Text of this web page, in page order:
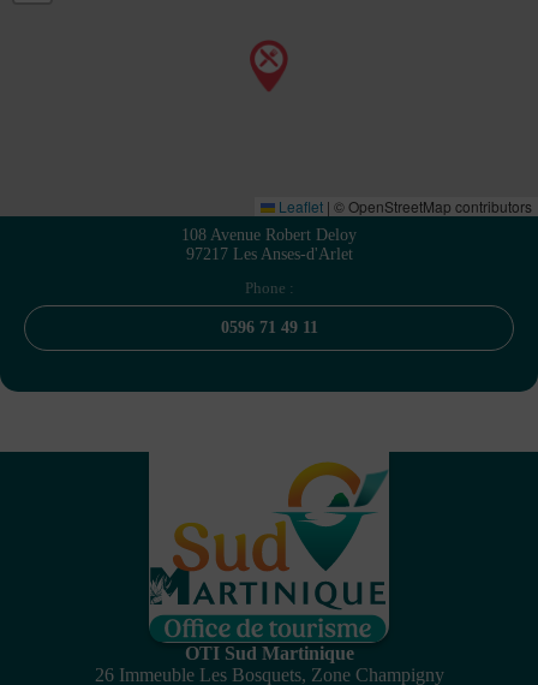
Leaflet | © OpenStreetMap contributors
108 Avenue Robert Deloy
97217 Les Anses-d'Arlet
Phone :
0596 71 49 11
OTI Sud Martinique
26 Immeuble Les Bosquets, Zone Champigny